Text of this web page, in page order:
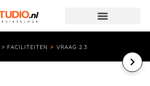
> FACILITEITEN > VRAAG 2.3